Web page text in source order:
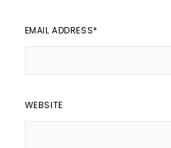
EMAIL ADDRESS*
WEBSITE